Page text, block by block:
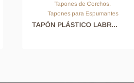
Tapones de Corchos,
Tapones para Espumantes
TAPÓN PLÁSTICO LABR...